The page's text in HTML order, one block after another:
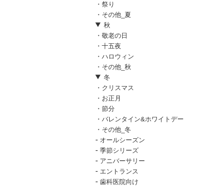
・祭り
・その他_夏
秋
・敬老の日
・十五夜
・ハロウィン
・その他_秋
冬
・クリスマス
・お正月
・節分
・バレンタイン&ホワイトデー
・その他_冬
- オールシーズン
- 季節シリーズ
- アニバーサリー
- エントランス
- 歯科医院向け